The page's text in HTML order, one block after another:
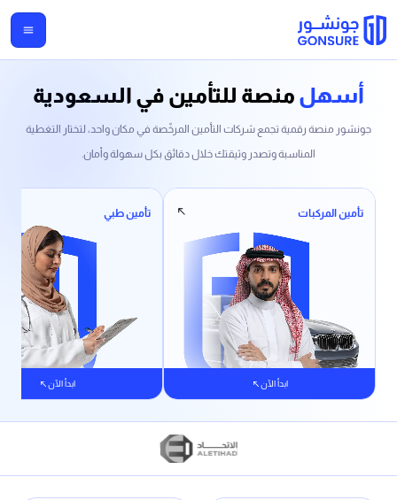
أسهل منصة للتأمين في السعودية
جونشور منصة رقمية تجمع شركات التأمين المرخّصة في مكان واحد، لتختار التغطية
المناسبة وتصدر وثيقتك خلال دقائق بكل سهولة وأمان.
تأمين المركبات
ابدأ الآن
تأمين طبي
ابدأ الآن